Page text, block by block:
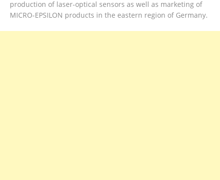
production of laser-optical sensors as well as marketing of
MICRO-EPSILON products in the eastern region of Germany.